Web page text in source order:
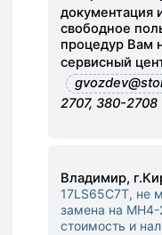
документация
свободное
процедур Вам
сервисный
2707, 380-2708
Владимир,
17LS65C7T, не
замена на
стоимость и